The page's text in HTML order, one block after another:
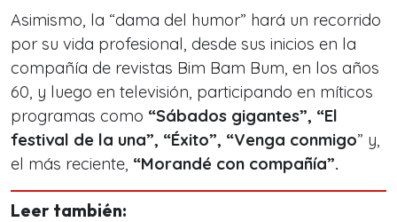
Asimismo, la “dama del humor” hará un recorrido
por su vida profesional, desde sus inicios en la
compañía de revistas Bim Bam Bum, en los años
60, y luego en televisión, participando en míticos
programas como “Sábados gigantes”, “El
festival de la una”, “Éxito”, “Venga conmigo” y,
el más reciente, “Morandé con compañía”.
Leer también: